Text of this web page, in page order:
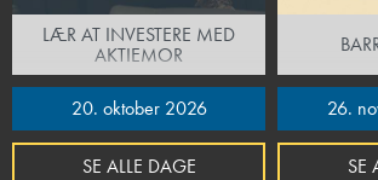
LÆR AT INVESTERE MED
AKTIEMOR
20. oktober 2026
SE ALLE DAGE
26.
SE